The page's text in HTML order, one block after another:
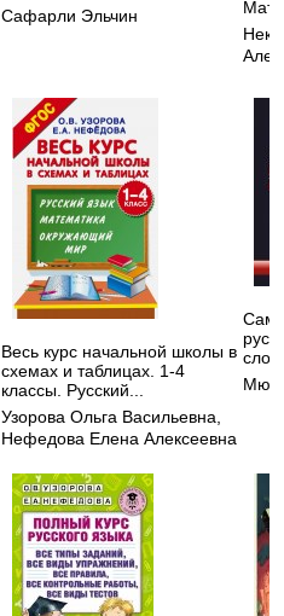
Сафарли Эльчин
Весь курс начальной школы в
схемах и таблицах. 1-4
классы. Русский...
Узорова Ольга Васильевна
Нефедова Елена Алексеевна